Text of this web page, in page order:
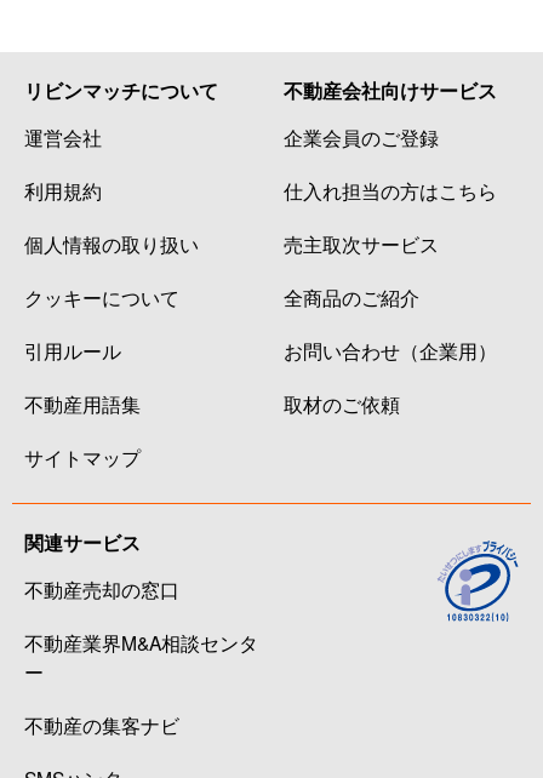
リビンマッチについて
運営会社
利用規約
個人情報の取り扱い
クッキーについて
引用ルール
不動産用語集
サイトマップ
不動産会社向けサービス
企業会員のご登録
仕入れ担当の方はこちら
売主取次サービス
全商品のご紹介
お問い合わせ（企業用）
取材のご依頼
関連サービス
不動産売却の窓口
不動産業界M&A相談センタ
ー
不動産の集客ナビ